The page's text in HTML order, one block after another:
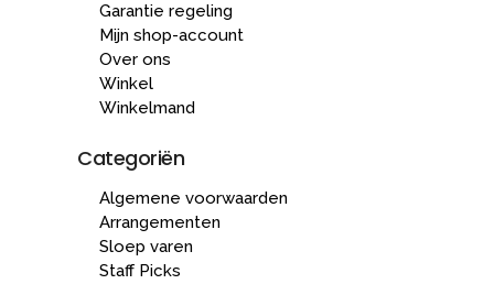
Garantie regeling
Mijn shop-account
Over ons
Winkel
Winkelmand
Categoriën
Algemene voorwaarden
Arrangementen
Sloep varen
Staff Picks